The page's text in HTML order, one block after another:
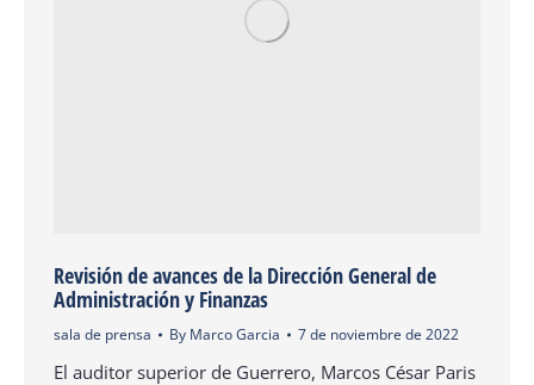
Revisión de avances de la Dirección General de
Administración y Finanzas
sala de prensa By Marco Garcia 7 de noviembre de 2022
El auditor superior de Guerrero, Marcos César Paris